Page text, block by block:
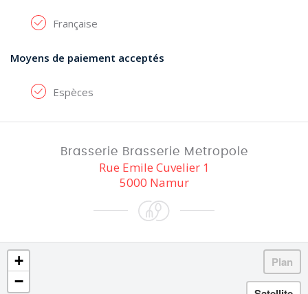
Française
Moyens de paiement acceptés
Espèces
Brasserie Brasserie Metropole
Rue Emile Cuvelier 1
5000 Namur
+
−